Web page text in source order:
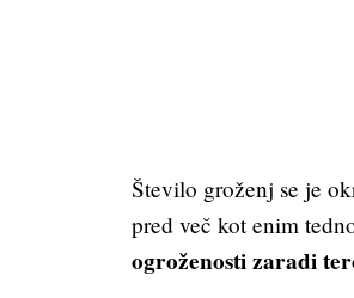
Število groženj se je
pred več kot enim
ogroženosti zaradi